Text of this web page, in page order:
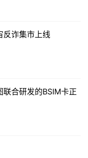
反诈集市上线
联合研发的BSIM卡正